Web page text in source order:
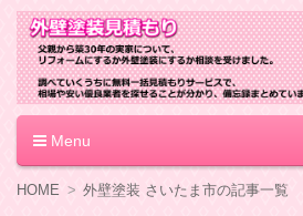
外壁塗装見積もり
Menu
コ
HOME 外壁塗装 さいたま市の記事一覧